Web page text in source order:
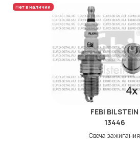
Нет в наличии
FEBI BILSTEIN
13446
Свеча зажигания